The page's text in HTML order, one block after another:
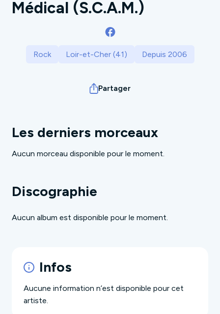
Médical (S.C.A.M.)
Rock Loir-et-Cher (41) Depuis 2006
Partager
Les derniers morceaux
Aucun morceau disponible pour le moment.
Discographie
Aucun album est disponible pour le moment.
Infos
Aucune information n’est disponible pour cet
artiste.